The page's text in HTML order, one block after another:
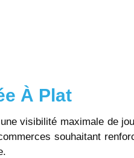
À Plat
visibilité maximale de
souhaitant